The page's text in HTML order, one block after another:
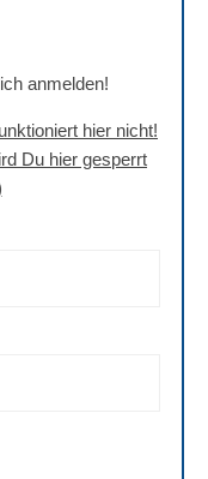
anmelden!
hier nicht!
Du hier gesperrt